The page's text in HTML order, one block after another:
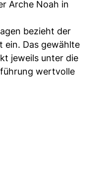
Arche Noah in
bezieht der
ein. Das gewählte
jeweils unter die
wertvolle